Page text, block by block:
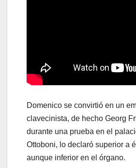
Domenico se convirtió en un
clavecinista, de hecho Georg
durante una prueba en el
Ottoboni, lo declaró superior a
aunque inferior en el órgano.